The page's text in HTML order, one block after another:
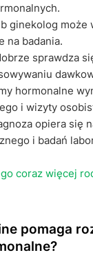
ginekolog może
na badania.
sprawdza
hormonalne
i wizyty
opiera się
i badań
coraz więcej
pomaga